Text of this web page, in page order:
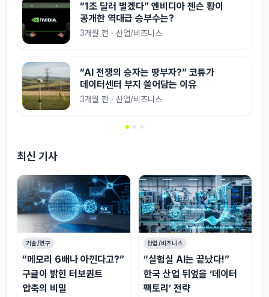
“1조 달러 벌겠다” 엔비디아 젠슨 황이
공개한 역대급 승부수는?
3개월 전 · 산업/비즈니스
“AI 전쟁의 승자는 땅부자?” 코튜가
데이터센터 부지 쓸어담는 이유
3개월 전 · 산업/비즈니스
최신 기사
기술/연구
“메모리 6배나 아낀다고?”
구글이 밝힌 터보퀀트
압축의 비밀
산업/비즈니스
“실험실 AI는 끝났다!”
한국 산업 뒤엎을 ‘데이터
팩토리’ 전략